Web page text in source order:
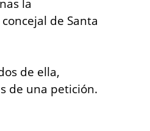
la
de Santa
de ella,
de una petición.